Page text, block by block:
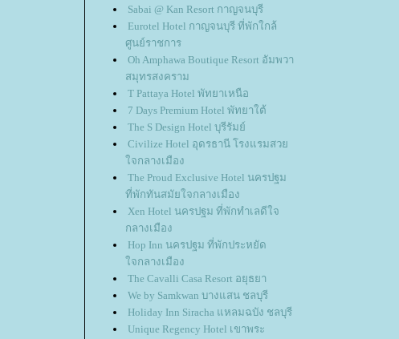
Sabai @ Kan Resort กาญจนบุรี
Eurotel Hotel กาญจนบุรี ที่พักใกล้
ศูนย์ราชการ
Oh Amphawa Boutique Resort อัมพวา
สมุทรสงคราม
T Pattaya Hotel พัทยาเหนือ
7 Days Premium Hotel พัทยาใต้
The S Design Hotel บุรีรัมย์
Civilize Hotel อุดรธานี โรงแรมสว
จกลางเมือง
The Proud Exclusive Hotel นครปฐม
ที่พักทันสมัยใจกลางเมือง
Xen Hotel นครปฐม ที่พักทำเลดีใจ
กลางเมือง
Hop Inn นครปฐม ที่พักประหยัด
จกลางเมือง
The Cavalli Casa Resort อยุธยา
We by Samkwan บางแสน ชลบุรี
Holiday Inn Siracha แหลมฉบัง ชลบุรี
Unique Regency Hotel เขาพระ